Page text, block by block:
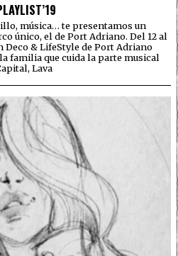
música… te presentamos un
único, el de Port Adriano. Del 12 al
Deco & LifeStyle de Port Adriano
familia que cuida la parte musical
Lava